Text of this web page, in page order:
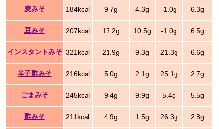
麦みそ 184kcal 9.7g 4.3g -1.0g 6.3g
豆みそ 207kcal 17.2g 10.5g -1.0g 6.5g
インスタントみそ 321kcal 21.9g 9.3g 21.3g 6.6g
辛子酢みそ 216kcal 5.0g 2.1g 25.1g 2.7g
ごまみそ 245kcal 9.4g 9.9g 5.4g 5.5g
酢みそ 211kcal 4.9g 1.5g 26.3g 2.8g